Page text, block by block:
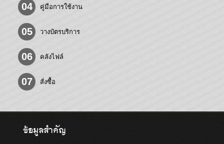
04 คู่มือการใช้งาน
05 วางบัตรบริการ
06 คลังไฟล์
07 สั่งซื้อ
ข้อมูลสำคัญ